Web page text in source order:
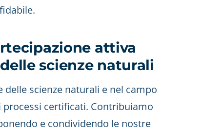
attiva
scienze naturali
delle scienze naturali e nel campo
certificati. Contribuiamo
e condividendo le nostre